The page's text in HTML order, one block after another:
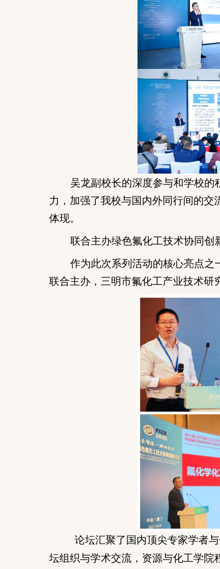
吴龙副校长的深度参与和学校
力，加强了我校与国内外同行间的
体现。
联合主办绿色氟化工技术协同创
作为此次系列活动的核心亮点之
联合主办，三明市氟化工产业技术研
论坛汇聚了国内顶尖专家学者
坛组织与学术交流，资源与化工学院